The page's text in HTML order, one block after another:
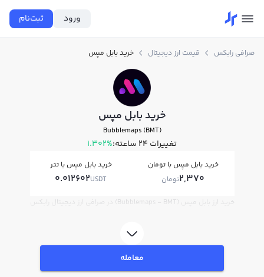
ورود ثبت‌نام
صرافی رابکس قیمت ارز دیجیتال خرید بابل مپس
خرید بابل مپس
Bubblemaps (BMT)
تغییرات ۲۴ ساعته: 1.302%
خرید بابل مپس با تومان
2,370تومان
خرید بابل مپس با تتر
0.012602USDT
خرید ارز بابل مپس (Bubblemaps - BMT) در صرافی ارز دیجیتال رابکس
معامله